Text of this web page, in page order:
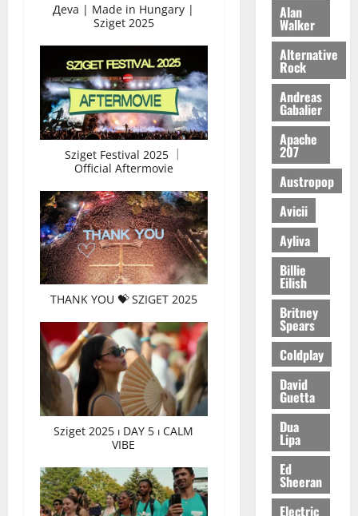
Дeva | Made in Hungary |
Sziget 2025
Sziget Festival 2025 │
Official Aftermovie
THANK YOU 💝 SZIGET 2025
Sziget 2025 ⏐ DAY 5 ⏐ CALM
VIBE
Alan
Walker
Alternative
Rock
Andreas
Gabalier
Apache
207
Austropop
Avicii
Ayliva
Billie
Eilish
Britney
Spears
Coldplay
David
Guetta
Dua
Lipa
Ed
Sheeran
Electric